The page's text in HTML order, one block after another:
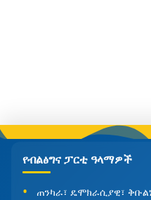
የብልፅግና ፓርቲ ዓላማዎች
ጠንካራ፣ ዴሞክራሲያዊ፣